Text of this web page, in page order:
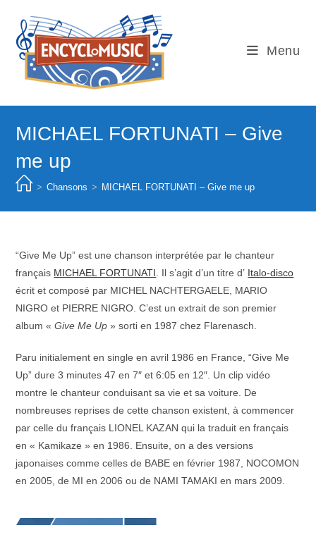
content
Menu
MICHAEL FORTUNATI – Give
me up
> Chansons > MICHAEL FORTUNATI – Give me up
“Give Me Up” est une chanson interprétée par le chanteur
français MICHAEL FORTUNATI . Il s’agit d’un titre d’ Italo-disco
écrit et composé par MICHEL NACHTERGAELE, MARIO
NIGRO et PIERRE NIGRO. C’est un extrait de son premier
album «Give Me Up » sorti en 1987 chez Flarenasch.
Paru initialement en single en avril 1986 en France, “Give Me
Up” dure 3 minutes 47 en 7″ et 6:05 en 12″. Un clip vidéo
montre le chanteur conduisant sa vie et sa voiture. De
nombreuses reprises de cette chanson existent, à commencer
par celle du français LIONEL KAZAN qui la traduit en français
en « Kamikaze » en 1986. Ensuite, on a des versions
japonaises comme celles de BABE en février 1987, NOCOMON
en 2005, de MI en 2006 ou de NAMI TAMAKI en mars 2009.